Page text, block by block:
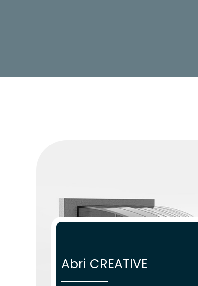
Abri CREATIVE